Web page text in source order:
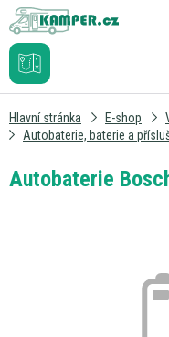
Hlavní stránka E-shop
Autobaterie, baterie a
Autobaterie